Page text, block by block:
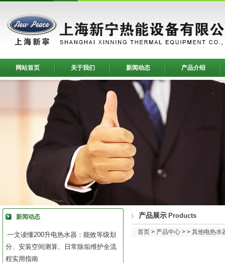
网站首页 关于我们 新闻动态 产品介绍
新闻动态
·一文读懂200升电热水器：能效等级划
分、安装空间测算、日常除垢维护全流
程实用指南
产品展示 Products
首页 > 产品中心 > > 其他电热水